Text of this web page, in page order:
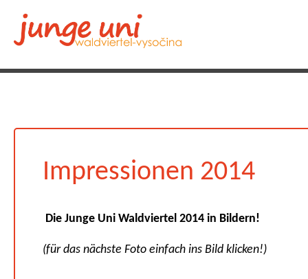
Impressionen 2014
Die Junge Uni Waldviertel 2014 in Bildern!
(für das nächste Foto einfach ins Bild klicken!)